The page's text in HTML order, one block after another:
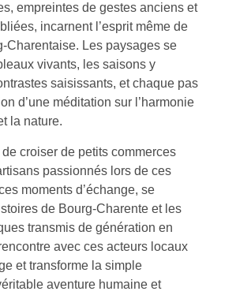
empreintes de gestes anciens et
incarnent l’esprit même de
Charentaise. Les paysages se
vivants, les saisons y
saisissants, et chaque pas
d’une méditation sur l’harmonie
la nature.
de croiser de petits commerces
passionnés lors de ces
moments d’échange, se
de Bourg-Charente et les
transmis de génération en
avec ces acteurs locaux
et transforme la simple
aventure humaine et